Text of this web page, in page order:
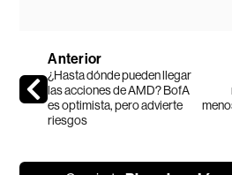
Anterior
¿Hasta dónde pueden llegar
las acciones de AMD? BofA
es optimista, pero advierte
riesgos